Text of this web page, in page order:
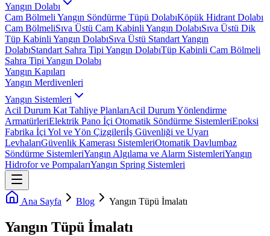
Yangın Dolabı
Cam Bölmeli Yangın Söndürme Tüpü DolabıKöpük Hidrant Dolabı
Cam BölmeliSıva Üstü Cam Kabinli Yangın DolabıSıva Üstü Dik
Tüp Kabinli Yangın DolabıSıva Üstü Standart Yangın
DolabıStandart Sahra Tipi Yangın DolabıTüp Kabinli Cam Bölmeli
Sahra Tipi Yangın Dolabı
Yangın Kapıları
Yangın Merdivenleri
Yangın Sistemleri
Acil Durum Kat Tahliye PlanlarıAcil Durum Yönlendirme
ArmatürleriElektrik Pano İçi Otomatik Söndürme SistemleriEpoksi
Fabrika İçi Yol ve Yön Çizgileriİş Güvenliği ve Uyarı
LevhalarıGüvenlik Kamerası SistemleriOtomatik Davlumbaz
Söndürme SistemleriYangın Algılama ve Alarm SistemleriYangın
Hidrofor ve PompalarıYangın Spring Sistemleri
Ana Sayfa Blog Yangın Tüpü İmalatı
Yangın Tüpü İmalatı